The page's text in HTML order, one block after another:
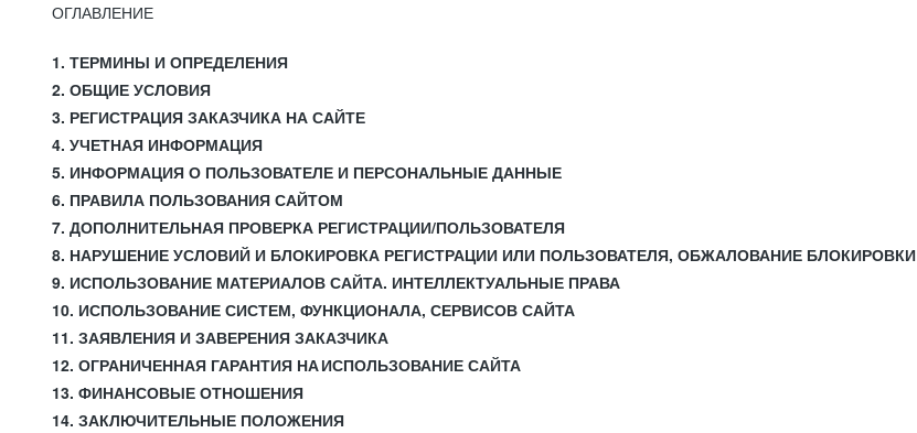
ОГЛАВЛЕНИЕ
1. ТЕРМИНЫ И ОПРЕДЕЛЕНИЯ
2. ОБЩИЕ УСЛОВИЯ
3. РЕГИСТРАЦИЯ ЗАКАЗЧИКА НА САЙТЕ
4. УЧЕТНАЯ ИНФОРМАЦИЯ
5. ИНФОРМАЦИЯ О ПОЛЬЗОВАТЕЛЕ И ПЕРСОНАЛЬНЫЕ ДАННЫЕ
6. ПРАВИЛА ПОЛЬЗОВАНИЯ САЙТОМ
7. ДОПОЛНИТЕЛЬНАЯ ПРОВЕРКА РЕГИСТРАЦИИ/ПОЛЬЗОВАТЕЛЯ
8. НАРУШЕНИЕ УСЛОВИЙ И БЛОКИРОВКА РЕГИСТРАЦИИ ИЛИ ПОЛЬЗОВАТЕЛЯ, ОБЖАЛОВАНИЕ БЛОКИРОВКИ
9. ИСПОЛЬЗОВАНИЕ МАТЕРИАЛОВ САЙТА. ИНТЕЛЛЕКТУАЛЬНЫЕ ПРАВА
10. ИСПОЛЬЗОВАНИЕ СИСТЕМ, ФУНКЦИОНАЛА, СЕРВИСОВ САЙТА
11. ЗАЯВЛЕНИЯ И ЗАВЕРЕНИЯ ЗАКАЗЧИКА
12. ОГРАНИЧЕННАЯ ГАРАНТИЯ НА ИСПОЛЬЗОВАНИЕ САЙТА
13. ФИНАНСОВЫЕ ОТНОШЕНИЯ
14. ЗАКЛЮЧИТЕЛЬНЫЕ ПОЛОЖЕНИЯ